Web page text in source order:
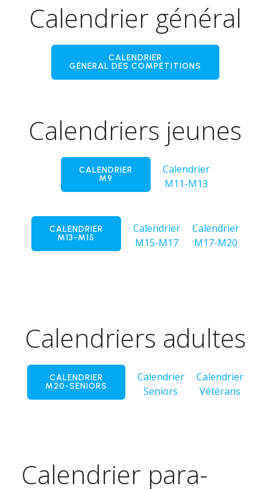
Calendrier général
CALENDRIER
GÉNÉRAL DES COMPÉTITIONS
Calendriers jeunes
CALENDRIER
M9
Calendrier
M11-M13
CALENDRIER
M13-M15
Calendrier
M15-M17
Calendrier
M17-M20
Calendriers adultes
CALENDRIER
M20-SENIORS
Calendrier
Seniors
Calendrier
Vétérans
Calendrier para-